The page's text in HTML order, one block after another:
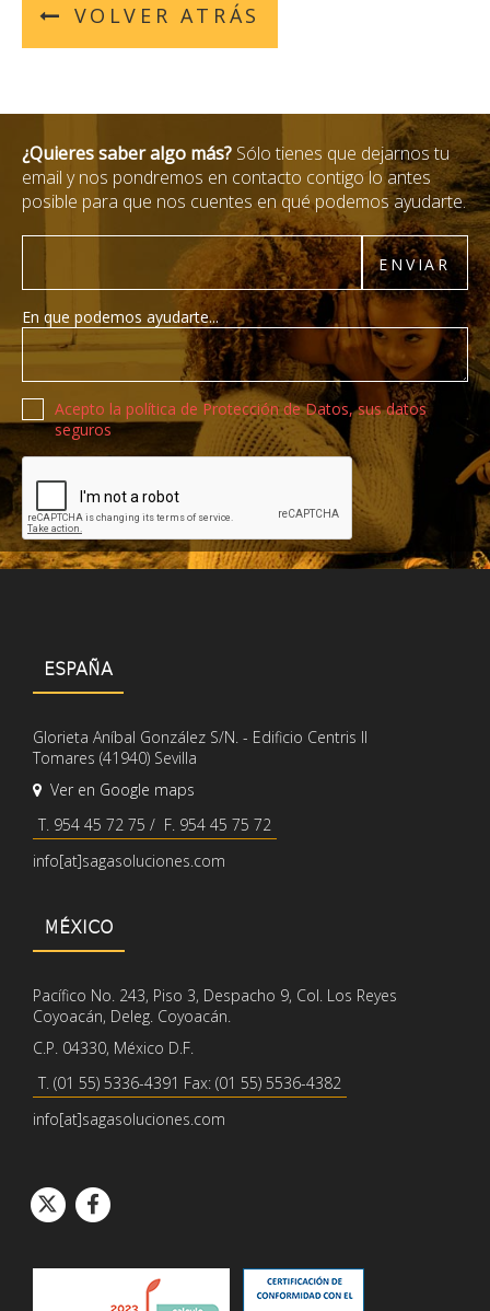
VOLVER ATRÁS
¿Quieres saber algo más? Sólo tienes que dejarnos tu
email y nos pondremos en contacto contigo lo antes
posible para que nos cuentes en qué podemos ayudarte.
En que podemos ayudarte...
Política de privacidad
Acepto la política de Protección de Datos, sus datos
seguros
Recaptcha de Google
ENVIAR
ESPAÑA
Glorieta Aníbal González S/N. - Edificio Centris II
Tomares (41940) Sevilla
Ver en Google maps
T. 954 45 72 75 / F. 954 45 75 72
info[at]sagasoluciones.com
MÉXICO
Pacífico No. 243, Piso 3, Despacho 9, Col. Los Reyes
Coyoacán, Deleg. Coyoacán.
C.P. 04330, México D.F.
T. (01 55) 5336-4391 Fax: (01 55) 5536-4382
info[at]sagasoluciones.com
Icono de
Icono de Twitter
Icono de
Icono de Facebook